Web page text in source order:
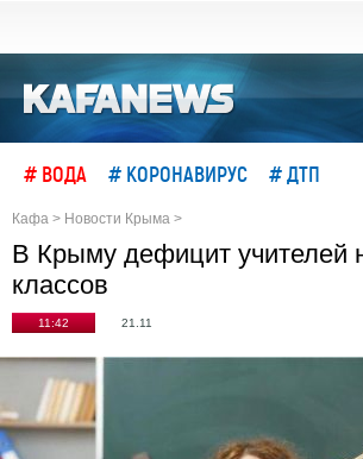
# ВОДА # КОРОНАВИРУС # ДТП
Кафа > Новости Крыма >
В Крыму дефицит учителей
классов
11:42 21.11